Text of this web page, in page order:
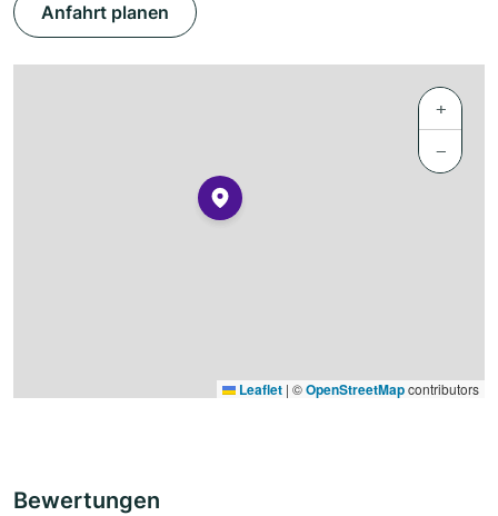
Anfahrt planen
+
−
Leaflet | ©OpenStreetMapcontributors
Bewertungen